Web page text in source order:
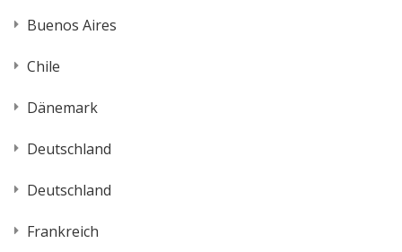
Buenos Aires
Chile
Dänemark
Deutschland
Deutschland
Frankreich